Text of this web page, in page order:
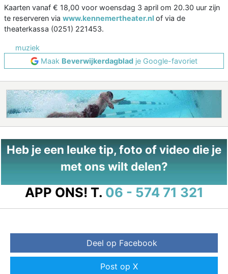
Kaarten vanaf € 18,00 voor woensdag 3 april om 20.30 uur zijn
te reserveren via www.kennemertheater.nl of via de
theaterkassa (0251) 221453.
muziek
Maak Beverwijkerdagblad je Google-favoriet
Heb je een leuke tip, foto of video die je
met ons wilt delen?
APP ONS! T. 06 - 574 71 321
Deel op Facebook
Post op X